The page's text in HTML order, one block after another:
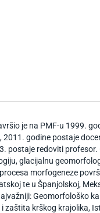
je na PMF-u 1999.
godine postaje
postaje redoviti
glacijalnu
morfogeneze
te u Španjolskoj,
Geomorfološko
zaštita krškog krajolika,